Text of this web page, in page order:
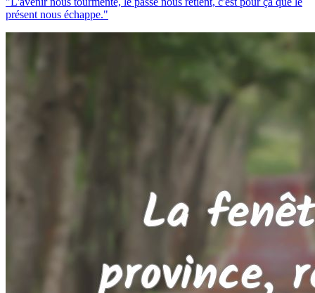
présent nous échappe."